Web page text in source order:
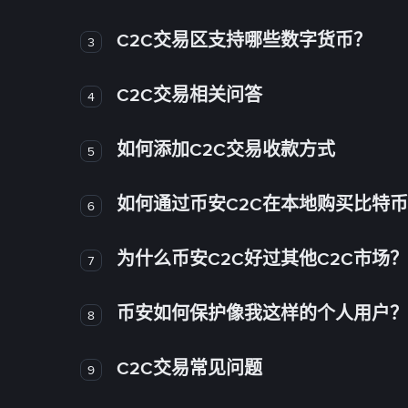
3 C2C交易区支持哪些数字货币？
4 C2C交易相关问答
5 如何添加C2C交易收款方式
6 如何通过币安C2C在本地购买比特
7 为什么币安C2C好过其他C2C市场？
8 币安如何保护像我这样的个人用户？
9 C2C交易常见问题